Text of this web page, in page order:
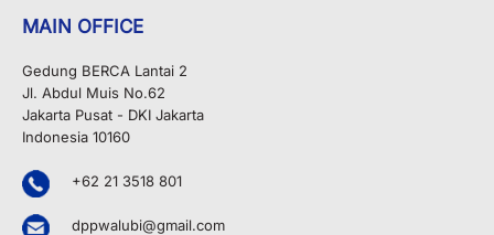
MAIN OFFICE
Gedung BERCA Lantai 2
Jl. Abdul Muis No.62
Jakarta Pusat - DKI Jakarta
Indonesia 10160
+62 21 3518 801
dppwalubi@gmail.com